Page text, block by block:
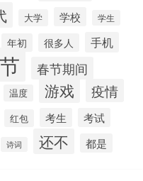
大学 学校 学生
年初 很多人 手机
春节期间
温度 游戏 疫情
红包 考生 考试
诗词 还不 都是